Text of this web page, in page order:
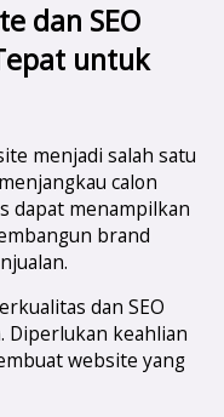
dan SEO
untuk
menjadi salah satu
calon
dapat menampilkan
brand
dan SEO
Diperlukan keahlian
website yang